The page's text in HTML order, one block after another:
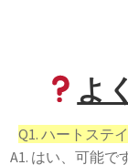
よ
Q1. ハートステ
A1. はい、可能で